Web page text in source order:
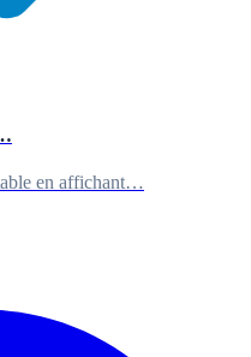
en affichant…